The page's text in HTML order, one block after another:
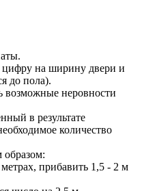
на ширину двери и
до пола).
возможные неровности
в результате
количество
образом:
прибавить 1,5 - 2 м